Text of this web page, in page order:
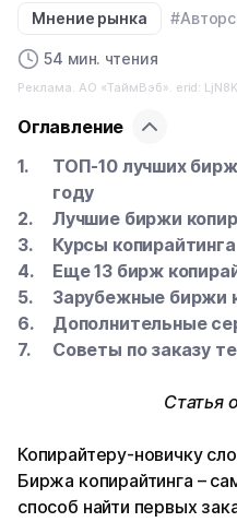
Мнение рынка
54 мин. чтения
Реклама. АО «ТаймВэб». erid:
Оглавление
ТОП-10 лучших
году
Лучшие биржи
Курсы копирайтинга
Еще 13 бирж
Зарубежные биржи
Дополнительные
Советы по заказу
Статья
Копирайтеру-новичку
Биржа копирайтинга –
способ найти первых